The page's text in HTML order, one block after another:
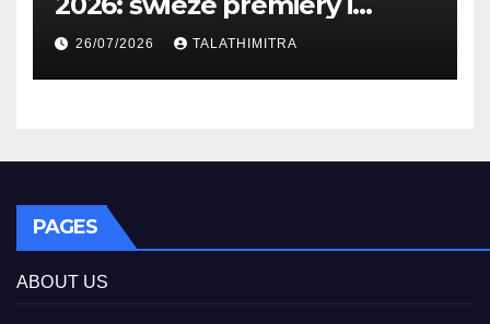
studia
26/07/2026 TALATHIMITRA
PAGES
ABOUT US